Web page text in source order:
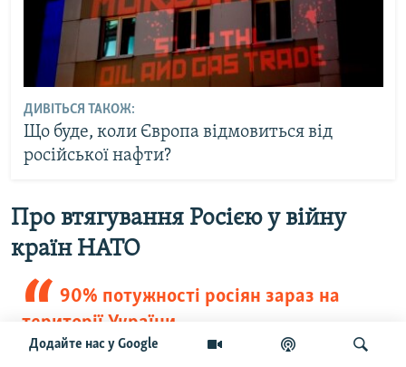
Додайте нас у Google
ДИВІТЬСЯ ТАКОЖ:
Що буде, коли Європа відмовиться від
російської нафти?
Про втягування Росією у війну
країн НАТО
90% потужності росіян зараз на
території України